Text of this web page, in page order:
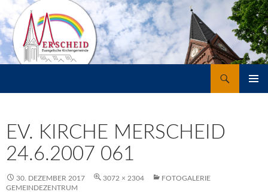
EV. KIRCHE MERSCHEID
24.6.2007 061
30. DEZEMBER 2017 3072 × 2304
FOTOGALERIE
GEMEINDEZENTRUM